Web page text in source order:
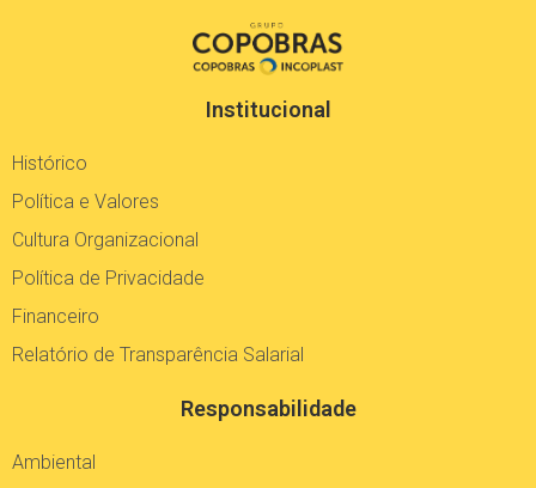
Institucional
Histórico
Política e Valores
Cultura Organizacional
Política de Privacidade
Financeiro
Relatório de Transparência Salarial
Responsabilidade
Ambiental